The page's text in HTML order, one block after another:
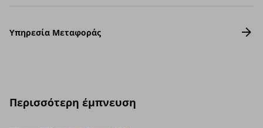
Υπηρεσία Μεταφοράς
Περισσότερη έμπνευση